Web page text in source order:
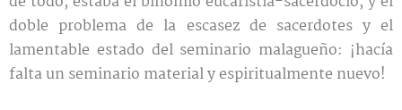
doble problema de la escasez de sacerdotes y el
lamentable estado del seminario malagueño: ¡hacía
falta un seminario material y espiritualmente nuevo!